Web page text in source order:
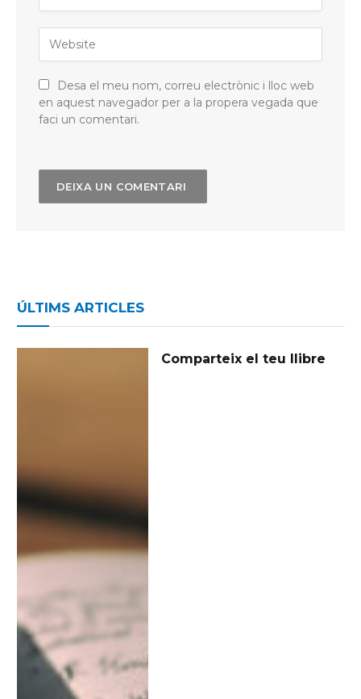
Desa el meu nom, correu electrònic i lloc web
en aquest navegador per a la propera vegada que
faci un comentari.
ÚLTIMS ARTICLES
Comparteix el teu llibre